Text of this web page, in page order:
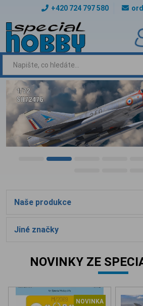
+420 724 797 580
Naše produkce
Jiné značky
NOVINKY ZE
NOVINKA